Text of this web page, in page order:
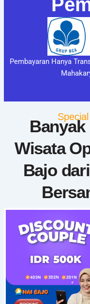
Pembayaran Hanya
Wisata
Bajo